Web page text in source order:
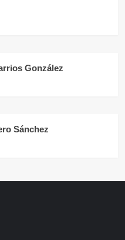
González
Sánchez